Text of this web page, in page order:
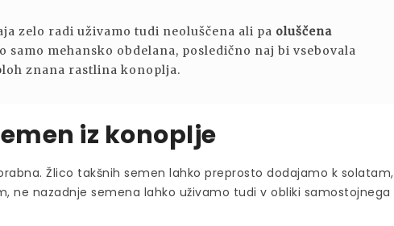
zelo radi uživamo tudi neoluščena ali pa oluščena
samo mehansko obdelana, posledično naj bi vsebovala
znana rastlina konoplja.
iz konoplje
Žlico takšnih semen lahko preprosto dodajamo k solatam,
ne nazadnje semena lahko uživamo tudi v obliki samostojnega